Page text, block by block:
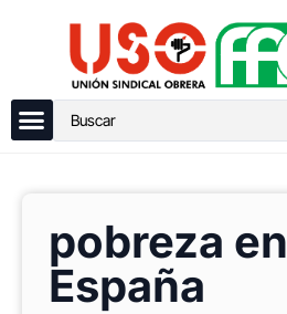
pobreza en
España